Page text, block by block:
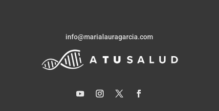
info@marialauragarcia.com